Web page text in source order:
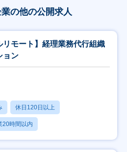
の他の公開求人
リモート】経理業務代行組織
ョン
休日120日以上
20時間以内